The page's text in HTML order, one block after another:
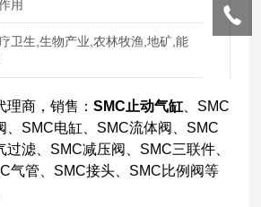
用
卫生,生物产业,农林牧渔,地矿,能
理商，销售：SMC止动气缸 、SMC
、SMC电缸、SMC流体阀、SMC
滤、SMC减压阀、SMC三联件、
气管、SMC接头、SMC比例阀等